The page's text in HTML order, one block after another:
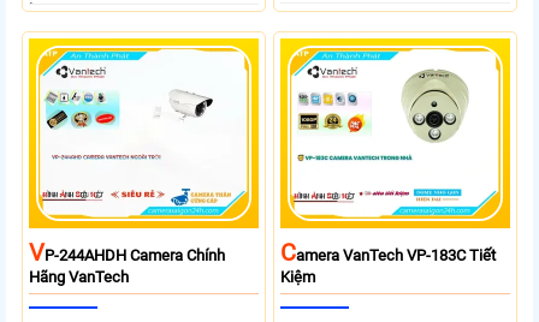
Lượng.
VP-244AHDH Camera Chính
Hãng VanTech
CAmera VanTech VP-183C Tiết
Kiệm